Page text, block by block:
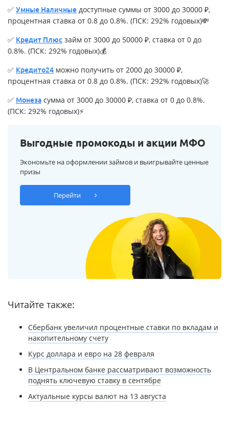
✅ Умные Наличные доступные суммы от 3000 до 30000 ₽,
процентная ставка от 0.8 до 0.8%. (ПСК: 292% годовых)💸
✅ Кредит Плюс займ от 3000 до 50000 ₽, ставка от 0 до
0.8%. (ПСК: 292% годовых)💰
✅ Кредито24 можно получить от 2000 до 30000 ₽,
процентная ставка от 0.8 до 0.8%. (ПСК: 292% годовых)🚀
✅ Монеза сумма от 3000 до 30000 ₽, ставка от 0 до 0.8%.
(ПСК: 292% годовых)⚡
Выгодные промокоды и акции МФО
Экономьте на оформлении займов и выигрывайте ценные
призы
Перейти
Читайте также:
Сбербанк увеличил процентные ставки по вкладам и
накопительному счету
Курс доллара и евро на 28 февраля
В Центральном банке рассматривают возможность
поднять ключевую ставку в сентябре
Актуальные курсы валют на 13 августа